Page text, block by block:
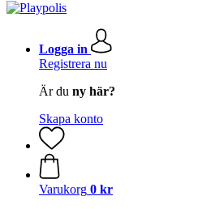
Logga in
Registrera nu
Är du ny här?
Skapa konto
Varukorg 0 kr